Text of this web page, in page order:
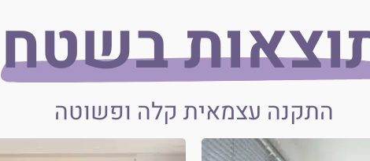
בשטח
התקנה עצמאית קלה ופשוטה